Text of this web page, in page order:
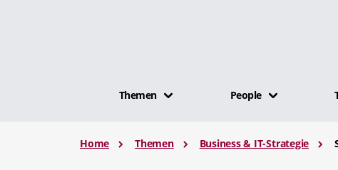
Themen People
Home Themen Business & IT-Strategie